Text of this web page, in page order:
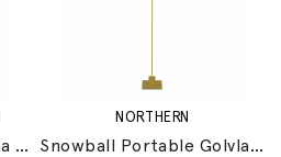
Yo Portable Bordslampa Small White
NORTHERN
Snowball Portable Golvlampa Brushed Brass